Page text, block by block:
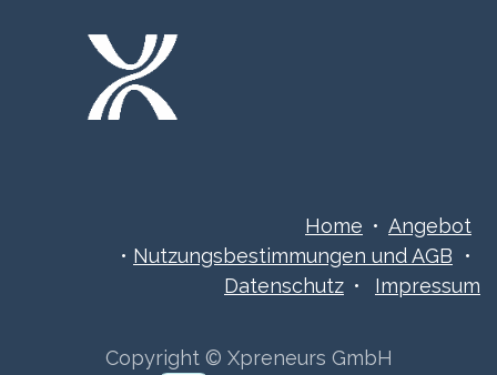
Home • Angebot
• Nutzungsbestimmungen ​​​und AGB •
Datenschutz • Impressum
Copyright © Xpreneurs GmbH